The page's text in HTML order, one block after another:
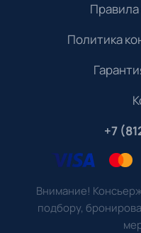
Правила
Политика
+7
Внимание!
подбору,